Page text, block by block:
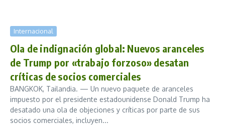
Internacional
Ola de indignación global: Nuevos aranceles
de Trump por «trabajo forzoso» desatan
críticas de socios comerciales
BANGKOK, Tailandia. — Un nuevo paquete de aranceles
impuesto por el presidente estadounidense Donald Trump ha
desatado una ola de objeciones y críticas por parte de sus
socios comerciales, incluyen...